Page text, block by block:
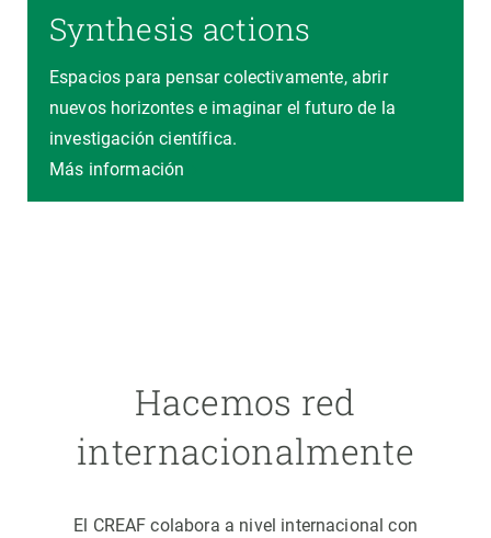
Synthesis actions
Espacios para pensar colectivamente, abrir
nuevos horizontes e imaginar el futuro de la
investigación científica.
Más información
Hacemos red
internacionalmente
El CREAF colabora a nivel internacional con